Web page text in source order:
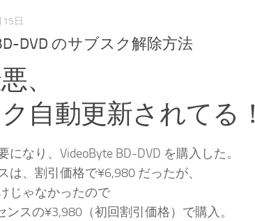
日
DVD のサブスク解除方法
、
自動更新されてる！
になり、VideoByte BD-DVD を購入した。
は、割引価格で¥6,980 だったが、
じゃなかったので
ンスの¥3,980（初回割引価格）で購入。